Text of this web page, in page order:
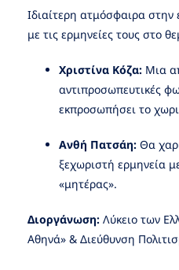
Ιδιαίτερη ατμόσφαιρα
με τις ερμηνείες τους στο
Χριστίνα Κόζα: Μια
αντιπροσωπευτικές
εκπροσωπήσει το
Ανθή Πατσάη: Θα
ξεχωριστή ερμηνεία
«μητέρας».
Διοργάνωση: Λύκειο των
Αθηνά» & Διεύθυνση